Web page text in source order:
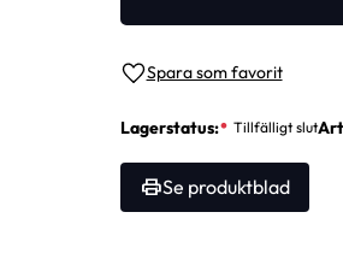
Lägg till i favoriter
Lagerstatus
Se produktblad